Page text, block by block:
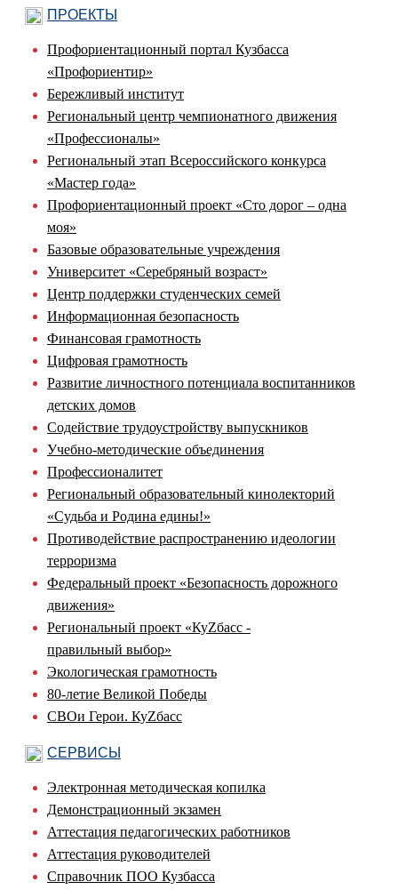
ПРОЕКТЫ
Профориентационный портал Кузбасса
«Профориентир»
Бережливый институт
Региональный центр чемпионатного движения
«Профессионалы»
Региональный этап Всероссийского конкурса
«Мастер года»
Профориентационный проект «Сто дорог – одна
моя»
Базовые образовательные учреждения
Университет «Серебряный возраст»
Центр поддержки студенческих семей
Информационная безопасность
Финансовая грамотность
Цифровая грамотность
Развитие личностного потенциала воспитанников
детских домов
Содействие трудоустройству выпускников
Учебно-методические объединения
Профессионалитет
Региональный образовательный кинолекторий
«Судьба и Родина едины!»
Противодействие распространению идеологии
терроризма
Федеральный проект «Безопасность дорожного
движения»
Региональный проект «КуZбасс -
правильный выбор»
Экологическая грамотность
80-летие Великой Победы
СВОи Герои. КуZбасс
СЕРВИСЫ
Электронная методическая копилка
Демонстрационный экзамен
Аттестация педагогических работников
Аттестация руководителей
Справочник ПОО Кузбасса